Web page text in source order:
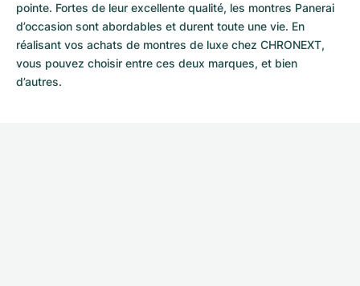
pointe. Fortes de leur excellente qualité, les montres Panerai
d’occasion sont abordables et durent toute une vie. En
réalisant vos achats de montres de luxe chez CHRONEXT,
vous pouvez choisir entre ces deux marques, et bien
d’autres.